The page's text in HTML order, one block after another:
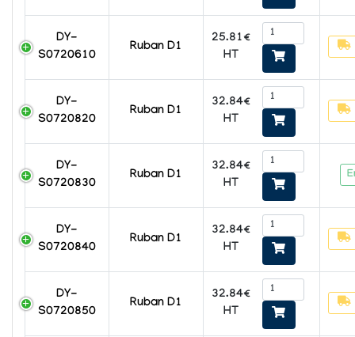
DY-
S0720610
Ruban D1
25.81€
HT
DY-
S0720820
Ruban D1
32.84€
HT
DY-
S0720830
Ruban D1
32.84€
HT
DY-
S0720840
Ruban D1
32.84€
HT
DY-
S0720850
Ruban D1
32.84€
HT